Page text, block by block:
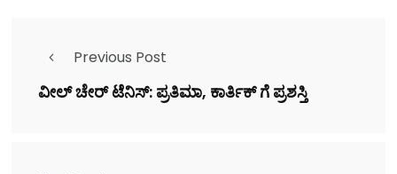
Previous Post
ವೀಲ್ ಚೇರ್ ಟೆನಿಸ್: ಪ್ರತಿಮಾ, ಕಾರ್ತಿಕ್ ಗೆ ಪ್ರಶಸ್ತಿ